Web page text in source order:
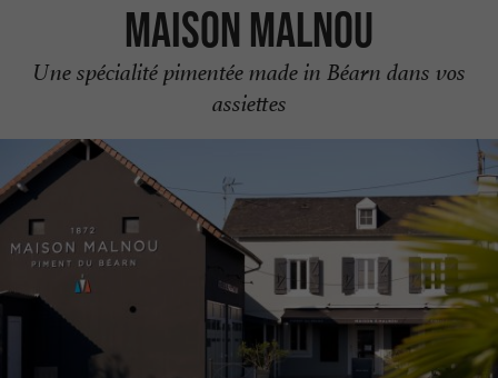
Maison Malnou
Une spécialité pimentée made in Béarn dans vos
assiettes